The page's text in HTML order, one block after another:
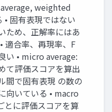
weighted
• 固有表現ではない
ため、正解率にはあ
適合率、再現率、F
い • micro average:
て評価スコアを算出
間で固有表現 の数の
向いている • macro
とに評価スコアを算